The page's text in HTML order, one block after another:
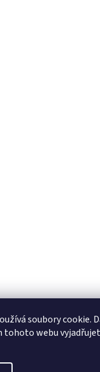
soubory cookie.
tohoto webu